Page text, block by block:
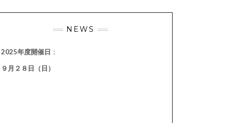
NEWS
2025年度開催日 ：
９月２８日（日）